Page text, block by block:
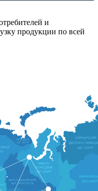
и
продукции по всей